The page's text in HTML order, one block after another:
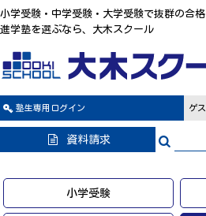
小学受験・中学受験・大学受験で抜群の合
進学塾を選ぶなら、大木スクール
塾生専用 ログイン ゲ
資料請求
小学受験